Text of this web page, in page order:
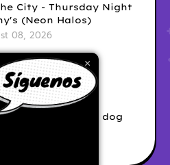
×
City - Thursday Night
(Neon Halos)
08, 2026
Darkness
08, 2026
- Three legged dog
08, 2026